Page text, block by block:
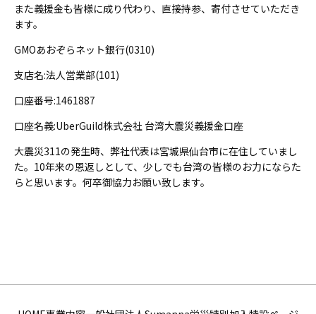
また義援金も皆様に成り代わり、直接持参、寄付させていただき
ます。
GMOあおぞらネット銀行(0310)
支店名:法人営業部(101)
口座番号:1461887
口座名義:UberGuild株式会社 台湾大震災義援金口座
大震災311の発生時、弊社代表は宮城県仙台市に在住していまし
た。10年来の恩返しとして、少しでも台湾の皆様のお力にならた
らと思います。何卒御協力お願い致します。